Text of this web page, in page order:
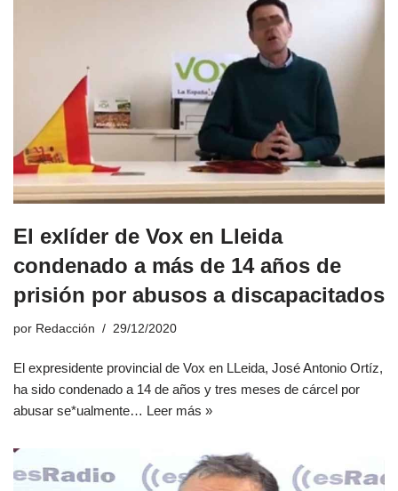
El exlíder de Vox en Lleida
condenado a más de 14 años de
prisión por abusos a discapacitados
por Redacción 29/12/2020
El expresidente provincial de Vox en LLeida, José Antonio Ortíz,
ha sido condenado a 14 de años y tres meses de cárcel por
abusar se*ualmente… Leer más »